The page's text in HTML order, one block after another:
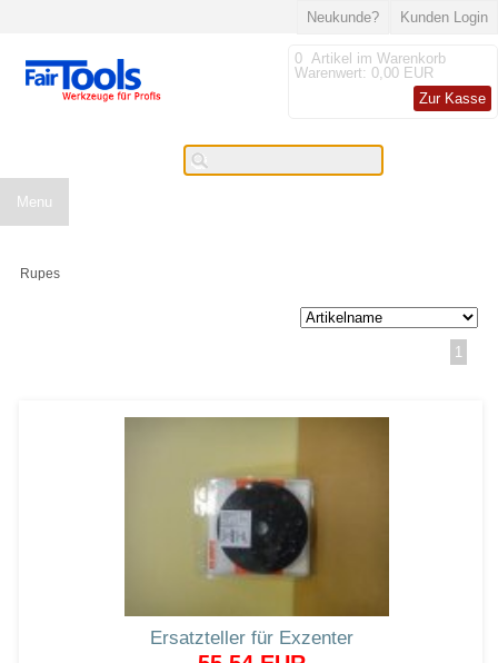
Kunden Login
Neukunde?
0 Artikel im Warenkorb
Warenwert: 0,00 EUR
Zur Kasse
Menu
Rupes
1
Ersatzteller für Exzenter